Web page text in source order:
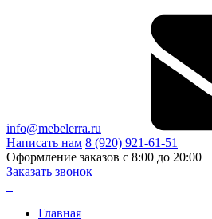
info@mebelerra.ru
Написать нам 8 (920) 921-61-51
Оформление заказов с 8:00 до 20:00
Заказать звонок
Главная